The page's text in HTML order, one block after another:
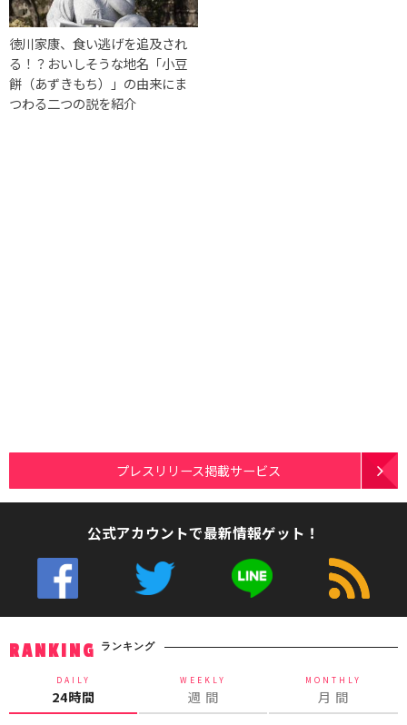
徳川家康、食い逃げを追及され
る！？おいしそうな地名「小豆
餅（あずきもち）」の由来にま
つわる二つの説を紹介
プレスリリース掲載サービス
公式アカウントで最新情報ゲット！
RANKING ランキング
DAILY
24時間
WEEKLY
週 間
MONTHLY
月 間